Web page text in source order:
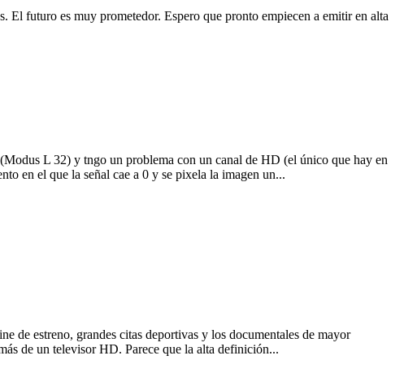
futuro es muy prometedor. Espero que pronto empiecen a emitir en alta
L 32) y tngo un problema con un canal de HD (el único que hay en
en el que la señal cae a 0 y se pixela la imagen un...
de estreno, grandes citas deportivas y los documentales de mayor
de un televisor HD. Parece que la alta definición...